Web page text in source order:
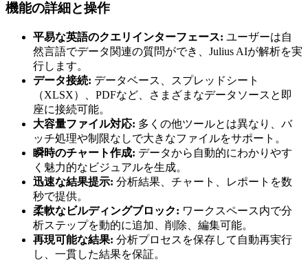
機能の詳細と操作
平易な英語のクエリインターフェース: ユーザーは自
然言語でデータ関連の質問ができ、Julius AIが解析を実
行します。
データ接続: データベース、スプレッドシート
（XLSX）、PDFなど、さまざまなデータソースと即
座に接続可能。
大容量ファイル対応: 多くの他ツールとは異なり、バ
ッチ処理や制限なしで大きなファイルをサポート。
瞬時のチャート作成: データから自動的にわかりやす
く魅力的なビジュアルを生成。
迅速な結果提示: 分析結果、チャート、レポートを数
秒で提供。
柔軟なビルディングブロック: ワークスペース内で分
析ステップを動的に追加、削除、編集可能。
再現可能な結果: 分析プロセスを保存して自動再実行
し、一貫した結果を保証。